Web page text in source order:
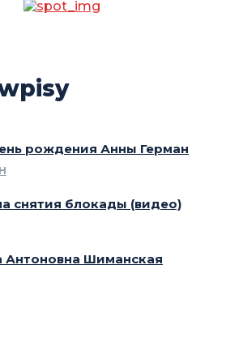
рождения Анны Герман
снятия блокады (видео)
Антоновна Шиманская